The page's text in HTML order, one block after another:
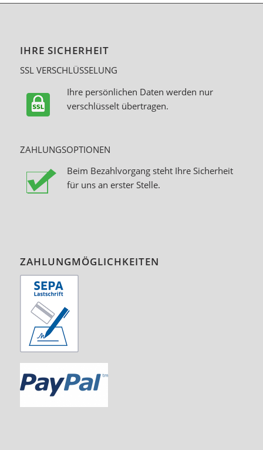
IHRE SICHERHEIT
SSL VERSCHLÜSSELUNG
Ihre persönlichen Daten werden nur
verschlüsselt übertragen.
ZAHLUNGSOPTIONEN
Beim Bezahlvorgang steht Ihre Sicherheit
für uns an erster Stelle.
ZAHLUNGMÖGLICHKEITEN